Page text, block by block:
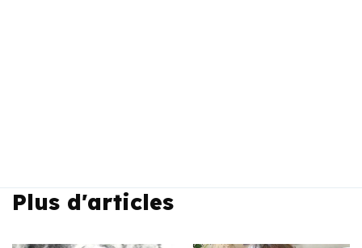
Plus d'articles